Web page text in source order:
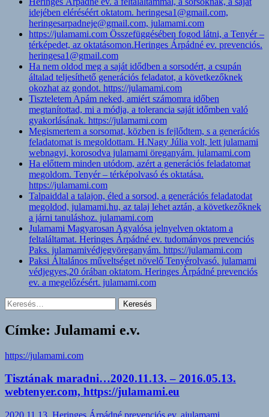
idejében eléréséért oktatom. heringesa1@gmail.com,
heringesarpadneje@gmail.com, julamami.com
https://julamami.com Összefüggésében fogod látni, a Tenyér –
térképedet, az oktatásomon.Heringes Árpádné ev. prevenciós.
heringesa1@gmail.com
Ha nem oldod meg a saját idődben a sorsodért, a csupán
általad teljesíthető generációs feladatot, a következőknek
okozhat az gondot. https://julamami.com
Tiszteletem Apám neked, amiért számomra időben
megtanítottad, mi a módja, a tolerancia saját időmben való
gyakorlásának. https://julamami.com
Megismertem a sorsomat, közben is fejlődtem, s a generációs
feladatomat is megoldottam. H.Nagy Júlia volt, lett julamami
webnagyi, korosodva julamami öreganyám. julamami.com
Ha előttem minden utódom, azért a generációs feladatomat
megoldom. Tenyér – térképolvasó és oktatása.
https://julamami.com
Talpaiddal a talajon, éled a sorsod, a generációs feladatodat
megoldod, julamami.hu, az talaj lehet aztán, a következőknek
a járni tanuláshoz. julamami.com
Julamami Magyarosan Agyalósa jelnyelven oktatom a
feltaláltamat. Heringes Árpádné ev. tudományos prevenciós
Paks. julamamivédjegyöreganyám. https://julamami.com
Paksi Általános műveltséget növelő Tenyérolvasó. julamami
védjegyes,20 órában oktatom. Heringes Árpádné prevenciós
ev. a megelőzésért. julamami.com
Keresés:
Címke: Julamami e.v.
https://julamami.com
Tisztának maradni…2020.11.13. – 2016.05.13.
webtenyer.com, https://julamami.eu